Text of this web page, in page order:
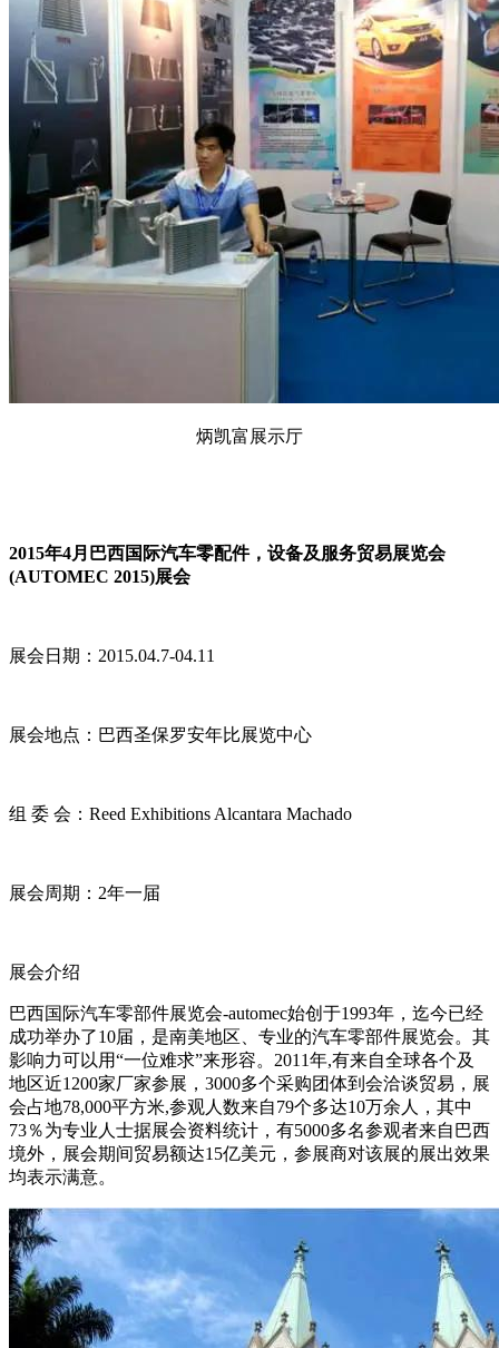
炳凯富展示厅
2015年4月巴西国际汽车零配件，设备及服务贸易展览会
(AUTOMEC 2015)展会
展会日期：2015.04.7-04.11
展会地点：巴西圣保罗安年比展览中心
组 委 会：Reed Exhibitions Alcantara Machado
展会周期：2年一届
展会介绍
巴西国际汽车零部件展览会-automec始创于1993年，迄今已经
成功举办了10届，是南美地区、专业的汽车零部件展览会。其
影响力可以用“一位难求”来形容。2011年,有来自全球各个及
地区近1200家厂家参展，3000多个采购团体到会洽谈贸易，展
会占地78,000平方米,参观人数来自79个多达10万余人，其中
73％为专业人士据展会资料统计，有5000多名参观者来自巴西
境外，展会期间贸易额达15亿美元，参展商对该展的展出效果
均表示满意。